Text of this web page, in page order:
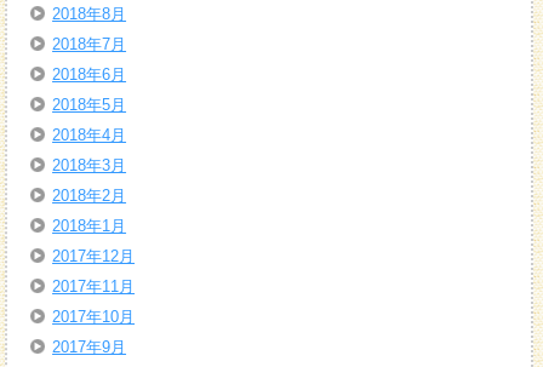
2018年8月
2018年7月
2018年6月
2018年5月
2018年4月
2018年3月
2018年2月
2018年1月
2017年12月
2017年11月
2017年10月
2017年9月